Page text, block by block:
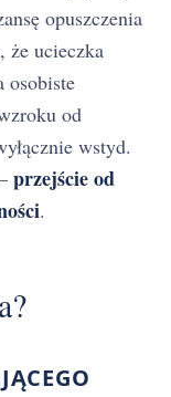
opuszczenia
że ucieczka
osobiste
od
wstyd.
przejście od
.